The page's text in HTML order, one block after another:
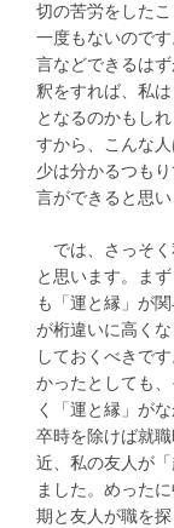
切の苦労をした
一度もないので
言などできるは
釈をすれば、私
となるのかもし
すから、こんな
少は分かるつも
言ができると思い
では、さっそく
と思います。ま
も「運と縁」が
が桁違いに高く
しておくべきで
かったとしても
く「運と縁」が
卒時を除けば就
近、私の友人が
ました。めった
期と友人が職を